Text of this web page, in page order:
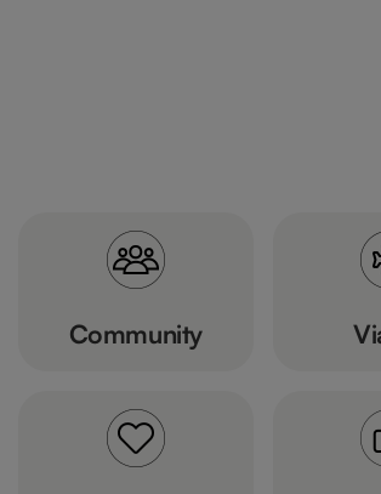
Community